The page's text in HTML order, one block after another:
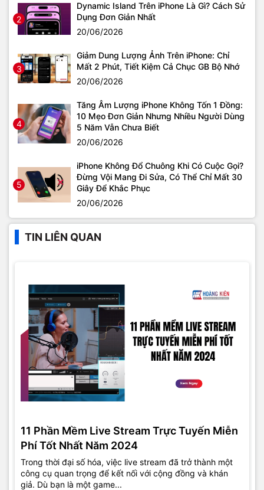
2
Dynamic Island Trên iPhone Là Gì? Cách Sử
Dụng Đơn Giản Nhất
20/06/2026
3
Giảm Dung Lượng Ảnh Trên iPhone: Chỉ
Mất 2 Phút, Tiết Kiệm Cả Chục GB Bộ Nhớ
20/06/2026
4
Tăng Âm Lượng iPhone Không Tốn 1 Đồng:
10 Mẹo Đơn Giản Nhưng Nhiều Người Dùng
5 Năm Vẫn Chưa Biết
20/06/2026
5
iPhone Không Đổ Chuông Khi Có Cuộc Gọi?
Đừng Vội Mang Đi Sửa, Có Thể Chỉ Mất 30
Giây Để Khắc Phục
20/06/2026
TIN LIÊN QUAN
11 Phần Mềm Live Stream Trực Tuyến Miễn
Phí Tốt Nhất Năm 2024
Trong thời đại số hóa, việc live stream đã trở thành một
công cụ quan trọng để kết nối với cộng đồng và khán
giả. Dù bạn là một game...